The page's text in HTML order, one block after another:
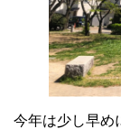
今年は少し早め